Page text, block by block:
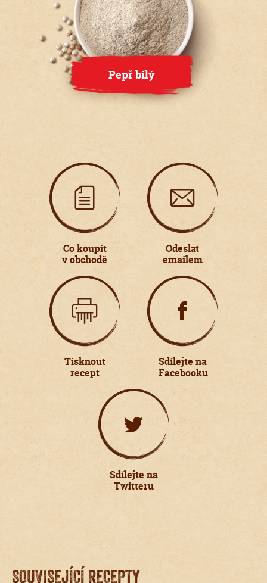
Pepř bílý
Co koupit
v obchodě
Odeslat
emailem
Tisknout
recept
Sdílejte na
Facebooku
Sdílejte na
Twitteru
SOUVISEJÍCÍ RECEPTY